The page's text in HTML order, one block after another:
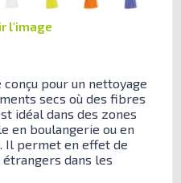
l'image
pour un nettoyage
secs où des fibres
idéal dans des zones
en boulangerie ou en
Il permet en effet de
dans les